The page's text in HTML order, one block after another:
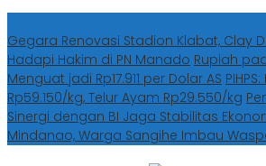
Gegara Renovasi Stadion Klabat, Clay
Hadapi Hakim di PN Manado Rupiah
Menguat jadi Rp17.911 per Dolar AS
Rp59.150/kg, Telur Ayam Rp29.550/kg
Sinergi dengan BI Jaga Stabilitas
Mindanao, Warga Sangihe Imbau